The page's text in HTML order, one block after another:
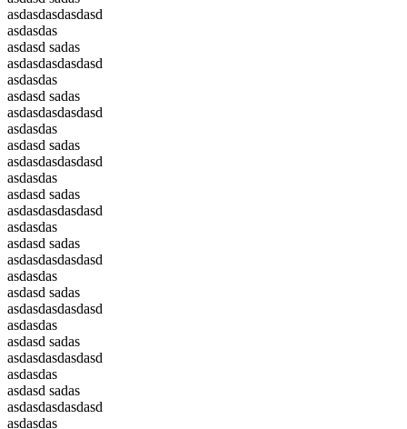
asdasdasdasdasd
asdasdas
asdasd sadas
asdasdasdasdasd
asdasdas
asdasd sadas
asdasdasdasdasd
asdasdas
asdasd sadas
asdasdasdasdasd
asdasdas
asdasd sadas
asdasdasdasdasd
asdasdas
asdasd sadas
asdasdasdasdasd
asdasdas
asdasd sadas
asdasdasdasdasd
asdasdas
asdasd sadas
asdasdasdasdasd
asdasdas
asdasd sadas
asdasdasdasdasd
asdasdas